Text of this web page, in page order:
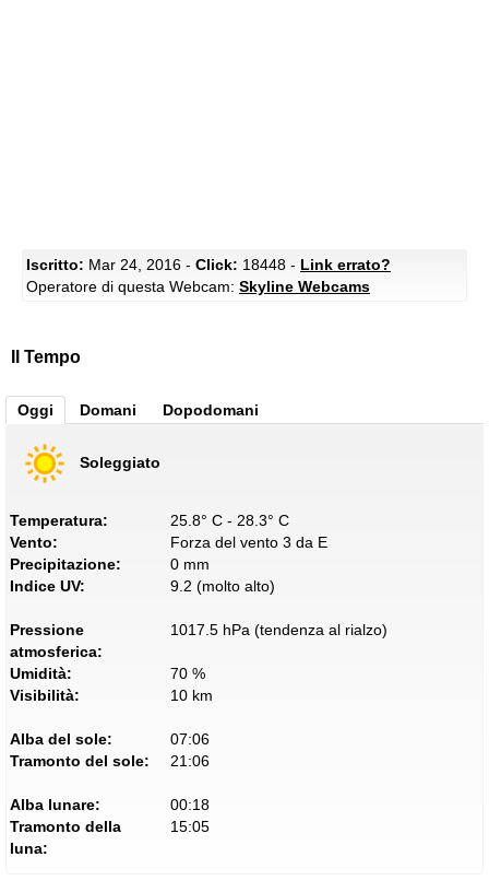
Iscritto: Mar 24, 2016 - Click: 18448 - Link errato?
Operatore di questa Webcam: Skyline Webcams
Il Tempo
Oggi Domani Dopodomani
Soleggiato
Temperatura:
25.8° C - 28.3° C
Vento:
Forza del vento 3 da E
Precipitazione:
0 mm
Indice UV:
9.2 (molto alto)
Pressione
atmosferica:
1017.5 hPa (tendenza al rialzo)
Umidità:
70 %
Visibilità:
10 km
Alba del sole:
07:06
Tramonto del sole:
21:06
Alba lunare:
00:18
Tramonto della
luna:
15:05